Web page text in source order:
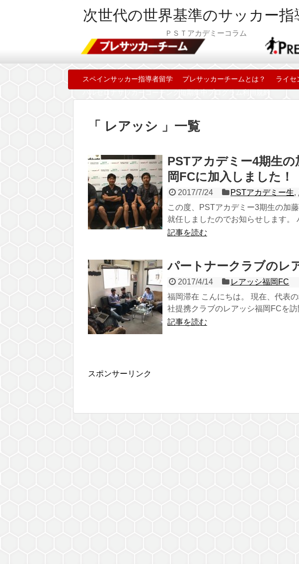
次世代の世界基準のサッカー
ＰＳＴアカデミーコラム
スペインサッカー指導者留学 プレサッカーチームとは？ ライセ
バルセロナサッカーコーチング短期集中プログラム利用規約
「 レアッシ 」一覧
PSTアカデミー4期生
岡FCに加入しました！
2017/7/24 PSTアカデミー生,
この度、PSTアカデミー3期生の加
就任しましたのでお知らせします。
記事を読む
パートナークラブのレ
2017/4/14
レアッシ福岡FC
福岡滞在 こんにちは。 現在、代表
社提携クラブのレアッシ福岡FCを
記事を読む
スポンサーリンク